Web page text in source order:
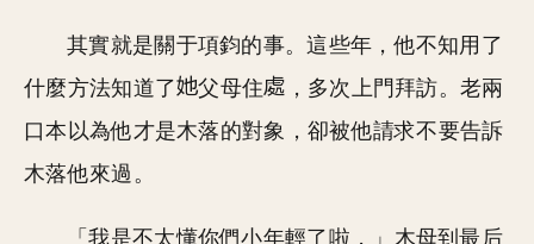
其實就是關于項鈞的事。這些年，他不知用了
什麼方法知道了
父母住
，多次上門拜訪。老兩
口本以為他才是木落的對象，卻被他請求不要告訴
木落他來過。
「我是不太懂你們小年輕了啦，」木母到最后